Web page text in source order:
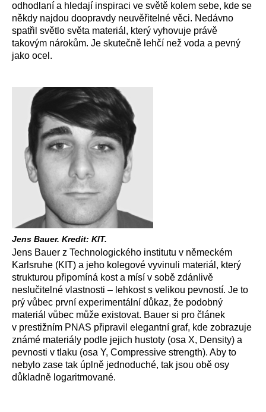
odhodlaní a hledají inspiraci ve světě kolem sebe, kde se
někdy najdou doopravdy neuvěřitelné věci. Nedávno
spatřil světlo světa materiál, který vyhovuje právě
takovým nárokům. Je skutečně lehčí než voda a pevný
jako ocel.
Jens Bauer. Kredit: KIT.
Jens Bauer z Technologického institutu v německém
Karlsruhe (KIT) a jeho kolegové vyvinuli materiál, který
strukturou připomíná kost a mísí v sobě zdánlivě
neslučitelné vlastnosti – lehkost s velikou pevností. Je to
prý vůbec první experimentální důkaz, že podobný
materiál vůbec může existovat. Bauer si pro článek
v prestižním PNAS připravil elegantní graf, kde zobrazuje
známé materiály podle jejich hustoty (osa X, Density) a
pevnosti v tlaku (osa Y, Compressive strength). Aby to
nebylo zase tak úplně jednoduché, tak jsou obě osy
důkladně logaritmované.